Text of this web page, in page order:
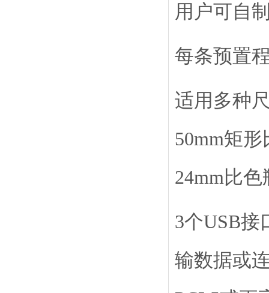
用户可自
每条预置
适用多种
50mm矩
24mm比
3个USB接
输数据或